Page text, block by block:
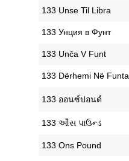
‎133 Unse Til Libra
‎133 Унция в Фунт
‎133 Unča V Funt
‎133 Dërhemi Në Funta
‎133 ออนซ์ปอนด์
‎133 ઔંસ પાઉન્ડ
‎133 Ons Pound